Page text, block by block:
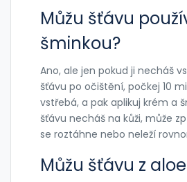
Můžu šťávu
šminkou?
Ano, ale jen pokud ji necháš
šťávu po očištění, počkej 10
vstřebá, a pak aplikuj krém a
šťávu necháš na kůži, může
se roztáhne nebo neleží
Můžu šťávu z